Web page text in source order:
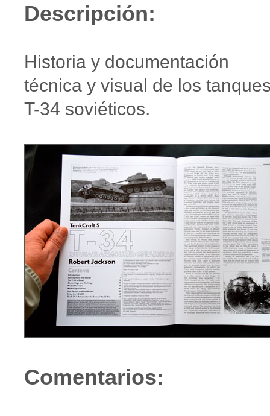
Descripción:
Historia y documentación
técnica y visual de los
T-34 soviéticos.
Comentarios: